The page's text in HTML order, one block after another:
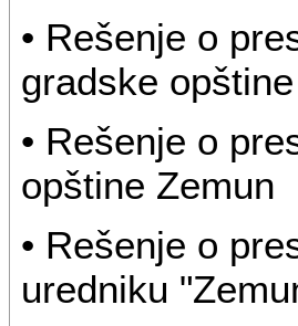
• Rešenje o
gradske
• Rešenje o
opštine Zemun
• Rešenje o
uredniku